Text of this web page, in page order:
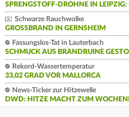
SPRENGSTOFF-DROHNE IN LEIPZIG:
Schwarze Rauchwolke
GROSSBRAND IN GERNSHEIM
Fassungslos-Tat in Lauterbach
SCHMUCK AUS BRANDRUINE
Rekord-Wassertemperatur
33,02 GRAD VOR MALLORCA
News-Ticker zur Hitzewelle
DWD: HITZE MACHT ZUM